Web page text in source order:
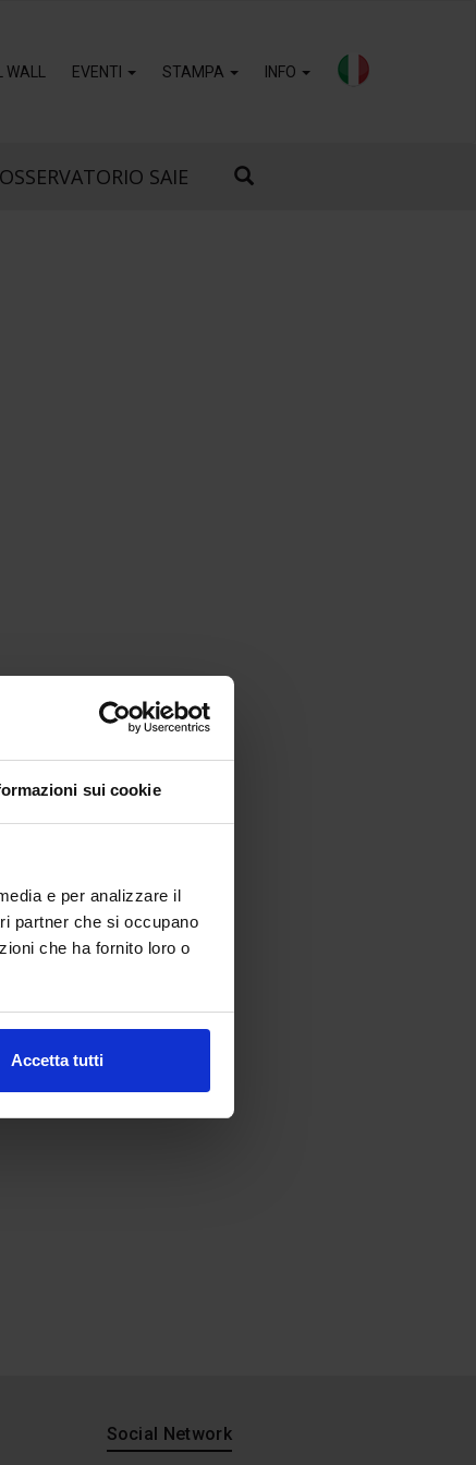
sui cookie
e per analizzare il
partner che si occupano
che ha fornito loro o
Accetta tutti
WALL EVENTI STAMPA INFO
OSSERVATORIO SAIE
Social Network